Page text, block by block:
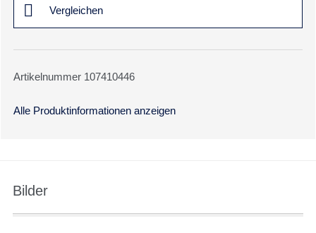
Vergleichen
Artikelnummer 107410446
Alle Produktinformationen anzeigen
Bilder